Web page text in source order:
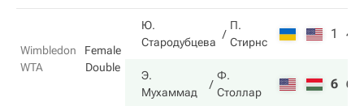
Wimbledon
WTA
Female
Double
Ю.
Стародубцева
П.
Стирнс
1 4
Э.
Мухаммад
Ф.
Столлар
6 6